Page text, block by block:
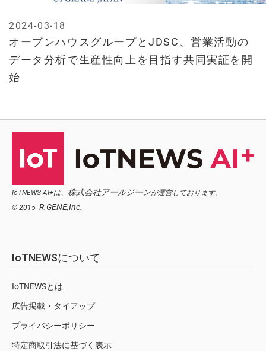
オープンハウスグループとJDSC、営業活動の
データ分析で生産性向上を目指す共同実証を開
始
2024-03-18
IoTNEWS AI+は、 株式会社アールジーンが運営しております。
© 2015- R.GENE,Inc.
IoTNEWSについて
IoTNEWSとは
広告掲載・タイアップ
プライバシーポリシー
特定商取引法に基づく表示